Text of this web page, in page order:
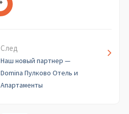
След
Наш новый партнер —
Domina Пулково Отель и
Апартаменты